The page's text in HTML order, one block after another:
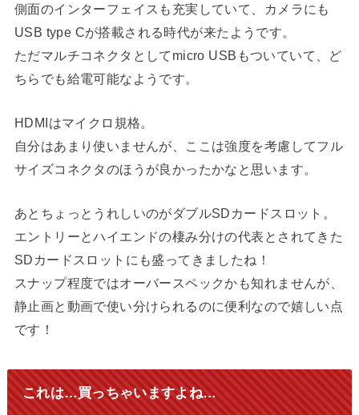
側面のインターフェイスも充実していて、カメラにも
USB type Cが搭載される時代が来たようです。
ただマルチコネクタとしてmicro USBもついていて、ど
ちらでも給電可能なようです。
HDMIはマイクロ規格。
自分はあまり使いませんが、ここは強度を考慮してフル
サイズコネクタのほうが良かったかなと思います。
あとちょっとうれしいのがダブルSDカードスロット。
エントリーとハイエンドの棲み分けの代表とされてきた
SDカードスロットにも盛ってきましたね！
スナップ程度ではオーバースペックかも知れませんが、
静止画と動画で使い分けられるのに便利なので嬉しい点
です！
これは…買っちゃいますよね…